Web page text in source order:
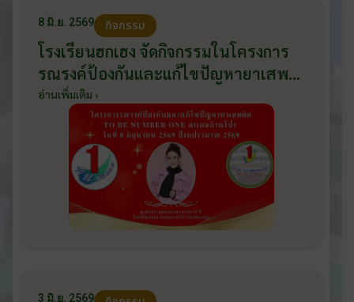
8 มิ.ย. 2569 กิจกรรม
โรงเรียนฮกเฮง จัดกิจกรรมในโครงการ
รณรงค์ป้องกันและแก้ไขปัญหายาเสพ
ติด TO BE NUMBER ONE อำเภอ
บ้านโป่ง ปีงบประมาณ 2569 ให้กับ
นักเรียนแกนนำ ในวันที่ 8 มิถุนายน
2569
อ่านเพิ่มเติม ›
3 มิ.ย. 2569